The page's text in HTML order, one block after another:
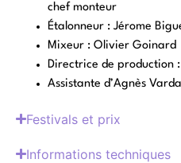
chef monteur
Étalonneur : Jérome
Mixeur : Olivier Goinard
Directrice de production
Assistante d’Agnès
Festivals et prix
Informations techniques